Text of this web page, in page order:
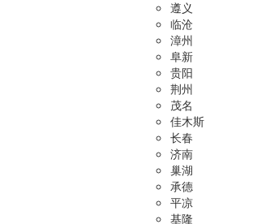
遵义
临沧
漳州
阜新
贵阳
荆州
茂名
佳木斯
长春
济南
巢湖
承德
平凉
基隆